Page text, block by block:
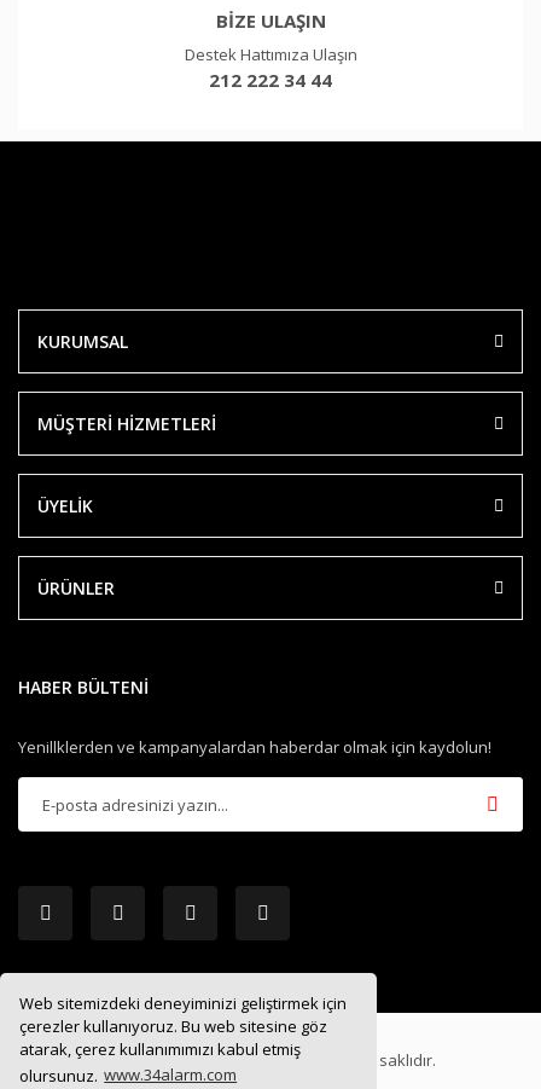
Web sitemizdeki deneyiminizi geliştirmek için
çerezler kullanıyoruz. Bu web sitesine göz
atarak, çerez kullanımımızı kabul etmiş
olursunuz. www.34alarm.com
BİZE ULAŞIN
Destek Hattımıza Ulaşın
212 222 34 44
KURUMSAL
MÜŞTERİ HİZMETLERİ
ÜYELİK
ÜRÜNLER
HABER BÜLTENİ
Yenillklerden ve kampanyalardan haberdar olmak için kaydolun!
2019 ®34ALARM.COM| Tüm hakları saklıdır.